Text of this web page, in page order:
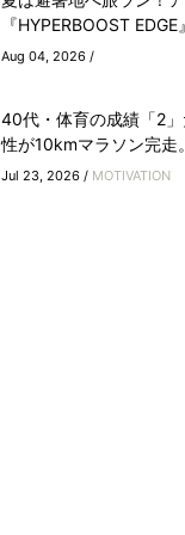
『HYPERBOOST
Aug 04, 2026 /
40代・体育の成績「2
性が10kmマラソン完走
Jul 23, 2026 / MOTIVATION